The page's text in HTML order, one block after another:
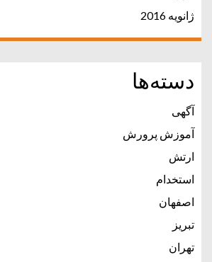
ژانویه 2016
دسته‌ها
آگهی
آموزش پرورش
ارتش
استخدام
اصفهان
تبریز
تهران